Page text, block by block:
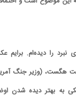
نبرد را دیده‌ام. برایم
هگست، (وزیر جنگ
به بهتر دیده شدن